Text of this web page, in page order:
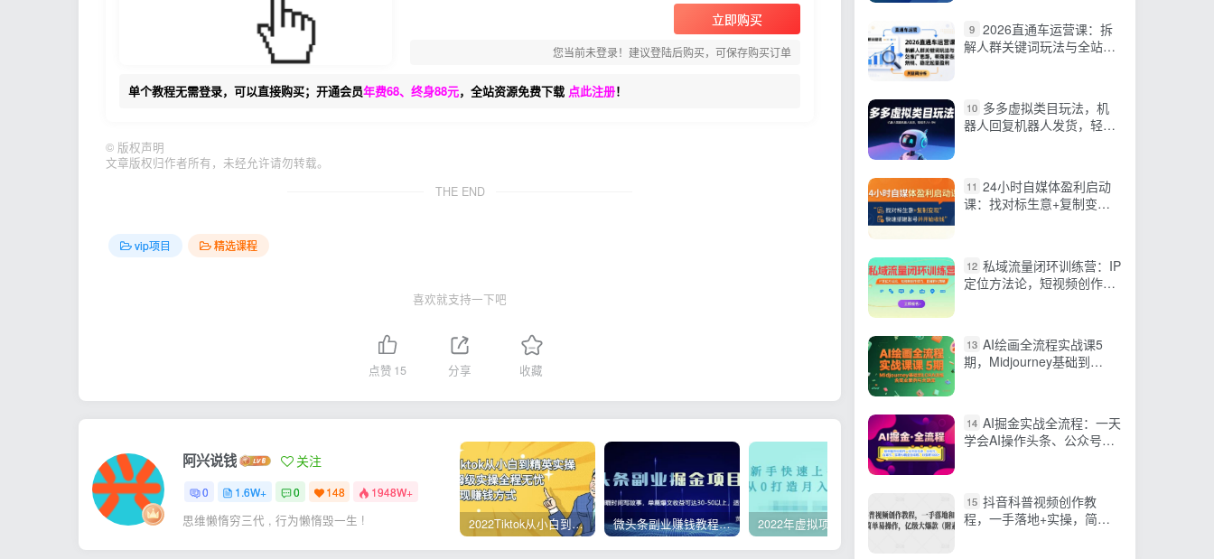
立即购买
您当前未登录！建议登陆后购买，可保存购买订单
单个教程无需登录，可以直接购买；开通会员年费68、终身88元，全站资源免费下载 点此注册！
© 版权声明
文章版权归作者所有，未经允许请勿转载。
THE END
vip项目 精选课程
喜欢就支持一下吧
点赞 15 分享 收藏
阿兴说钱 关注
0 1.6W+ 0 148 1948W+
思维懒惰穷三代 , 行为懒惰毁一生 ! 2022Tiktok从小白到精英实操，0-1保姆级实操全程无忧，多种变现赚钱方式 微头条副业赚钱教程，项目单号单天做到50-100+收益 掌握100个实用剪辑方法，让你的视频加速上热门
9 2026直通车运营课：拆
解人群关键词玩法与全站推
10 多多虚拟类目玩法，机
器人回复机器人发货，轻松
11 24小时自媒体盈利启动
课：找对标生意+复制变
12 私域流量闭环训练营：IP
定位方法论，短视频创作技
13 AI绘画全流程实战课5
期，Midjourney基础到
14 AI掘金实战全流程：一天
学会AI操作头条、公众号、
15 抖音科普视频创作教
程，一手落地+实操，简单